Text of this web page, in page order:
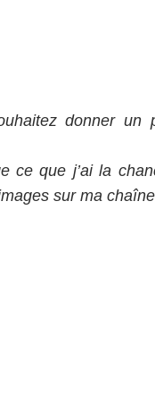
donner un
ce que j’ai la
sur ma